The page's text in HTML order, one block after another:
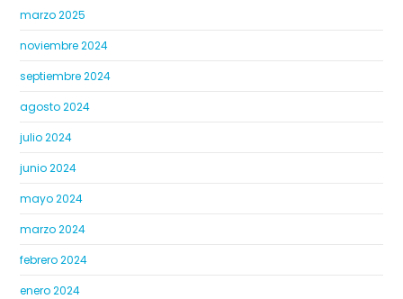
marzo 2025
noviembre 2024
septiembre 2024
agosto 2024
julio 2024
junio 2024
mayo 2024
marzo 2024
febrero 2024
enero 2024